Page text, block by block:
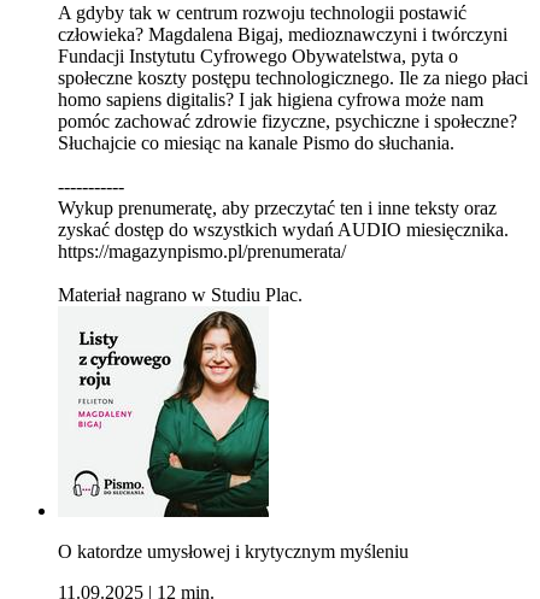
A gdyby tak w centrum rozwoju technologii postawić
człowieka? Magdalena Bigaj, medioznawczyni i twórczyni
Fundacji Instytutu Cyfrowego Obywatelstwa, pyta o
społeczne koszty postępu technologicznego. Ile za niego płaci
homo sapiens digitalis? I jak higiena cyfrowa może nam
pomóc zachować zdrowie fizyczne, psychiczne i społeczne?
Słuchajcie co miesiąc na kanale Pismo do słuchania.
-----------
Wykup prenumeratę, aby przeczytać ten i inne teksty oraz
zyskać dostęp do wszystkich wydań AUDIO miesięcznika.
https://magazynpismo.pl/prenumerata/
Materiał nagrano w Studiu Plac.
O katordze umysłowej i krytycznym myśleniu
11.09.2025 | 12 min.